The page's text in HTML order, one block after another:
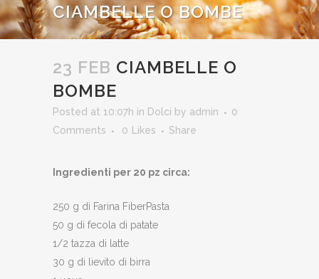
CIAMBELLE O BOMBE
23 FEB CIAMBELLE O
BOMBE
Posted at 10:07h in Dolci by admin
0
Comments
0 Likes Share
Ingredienti per 20 pz circa:
250 g di Farina FiberPasta
50 g di fecola di patate
1/2 tazza di latte
30 g di lievito di birra